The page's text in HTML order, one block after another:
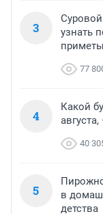
3
узнать
приметы
77
4
Какой
40
5
в
детства